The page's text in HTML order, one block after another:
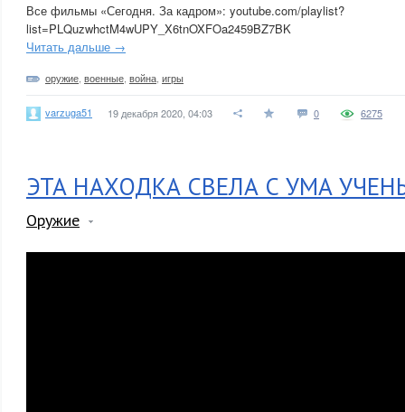
Все фильмы «Сегодня. За кадром»: youtube.com/playlist?
list=PLQuzwhctM4wUPY_X6tnOXFOa2459BZ7BK
Читать дальше →
оружие военные война игры
varzuga51 19 декабря 2020, 04:03 0 6275
ЭТА НАХОДКА СВЕЛА С УМА
Оружие